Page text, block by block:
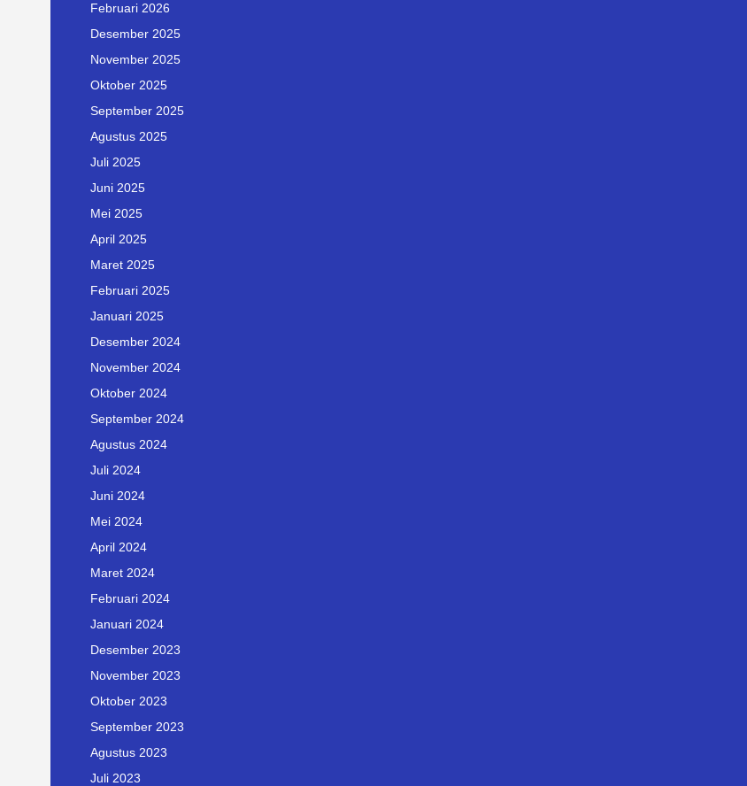
Februari 2026
Desember 2025
November 2025
Oktober 2025
September 2025
Agustus 2025
Juli 2025
Juni 2025
Mei 2025
April 2025
Maret 2025
Februari 2025
Januari 2025
Desember 2024
November 2024
Oktober 2024
September 2024
Agustus 2024
Juli 2024
Juni 2024
Mei 2024
April 2024
Maret 2024
Februari 2024
Januari 2024
Desember 2023
November 2023
Oktober 2023
September 2023
Agustus 2023
Juli 2023